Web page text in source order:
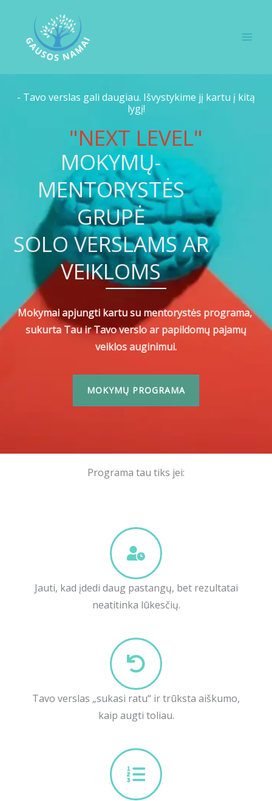
content
- Tavo verslas gali daugiau. Išvystykime jį kartu į kitą
lygį!
"NEXT LEVEL"
MOKYMŲ-
MENTORYSTĖS
GRUPĖ
SOLO VERSLAMS AR
VEIKLOMS
Mokymai apjungti kartu su mentorystės programa,
sukurta Tau ir Tavo verslo ar papildomų pajamų
veiklos auginimui.
MOKYMŲ PROGRAMA
Programa tau tiks jei:
Jauti, kad įdedi daug pastangų, bet rezultatai
neatitinka lūkesčių.
Tavo verslas „sukasi ratu“ ir trūksta aiškumo,
kaip augti toliau.